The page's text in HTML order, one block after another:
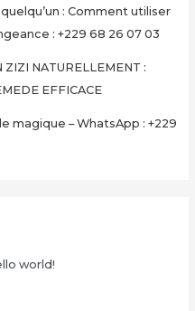
: Comment utiliser
: +229 68 26 07 03
ZIZI NATURELLEMENT :
EFFICACE
magique – WhatsApp : +229
world!